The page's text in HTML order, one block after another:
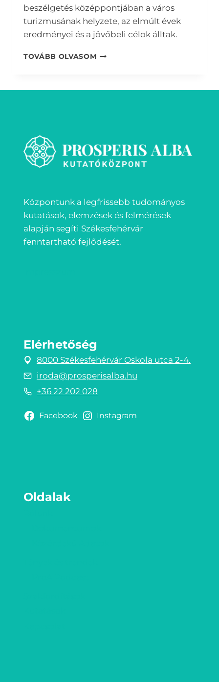
beszélgetés középpontjában a város
turizmusának helyzete, az elmúlt évek
eredményei és a jövőbeli célok álltak.
TOVÁBB OLVASOMPODCAST
Központunk a legfrissebb tudományos
kutatások, elemzések és felmérések
alapján segíti Székesfehérvár
fenntartható fejlődését.
Elérhetőség
8000 Székesfehérvár Oskola utca 2-4.
iroda@prosperisalba.hu
+36 22 202 028
Facebook Instagram
Oldalak